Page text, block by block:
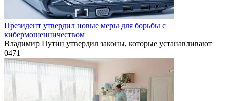
Президент утвердил новые меры для борьбы с
кибермошенничеством
Владимир Путин утвердил законы, которые устанавливают
0471